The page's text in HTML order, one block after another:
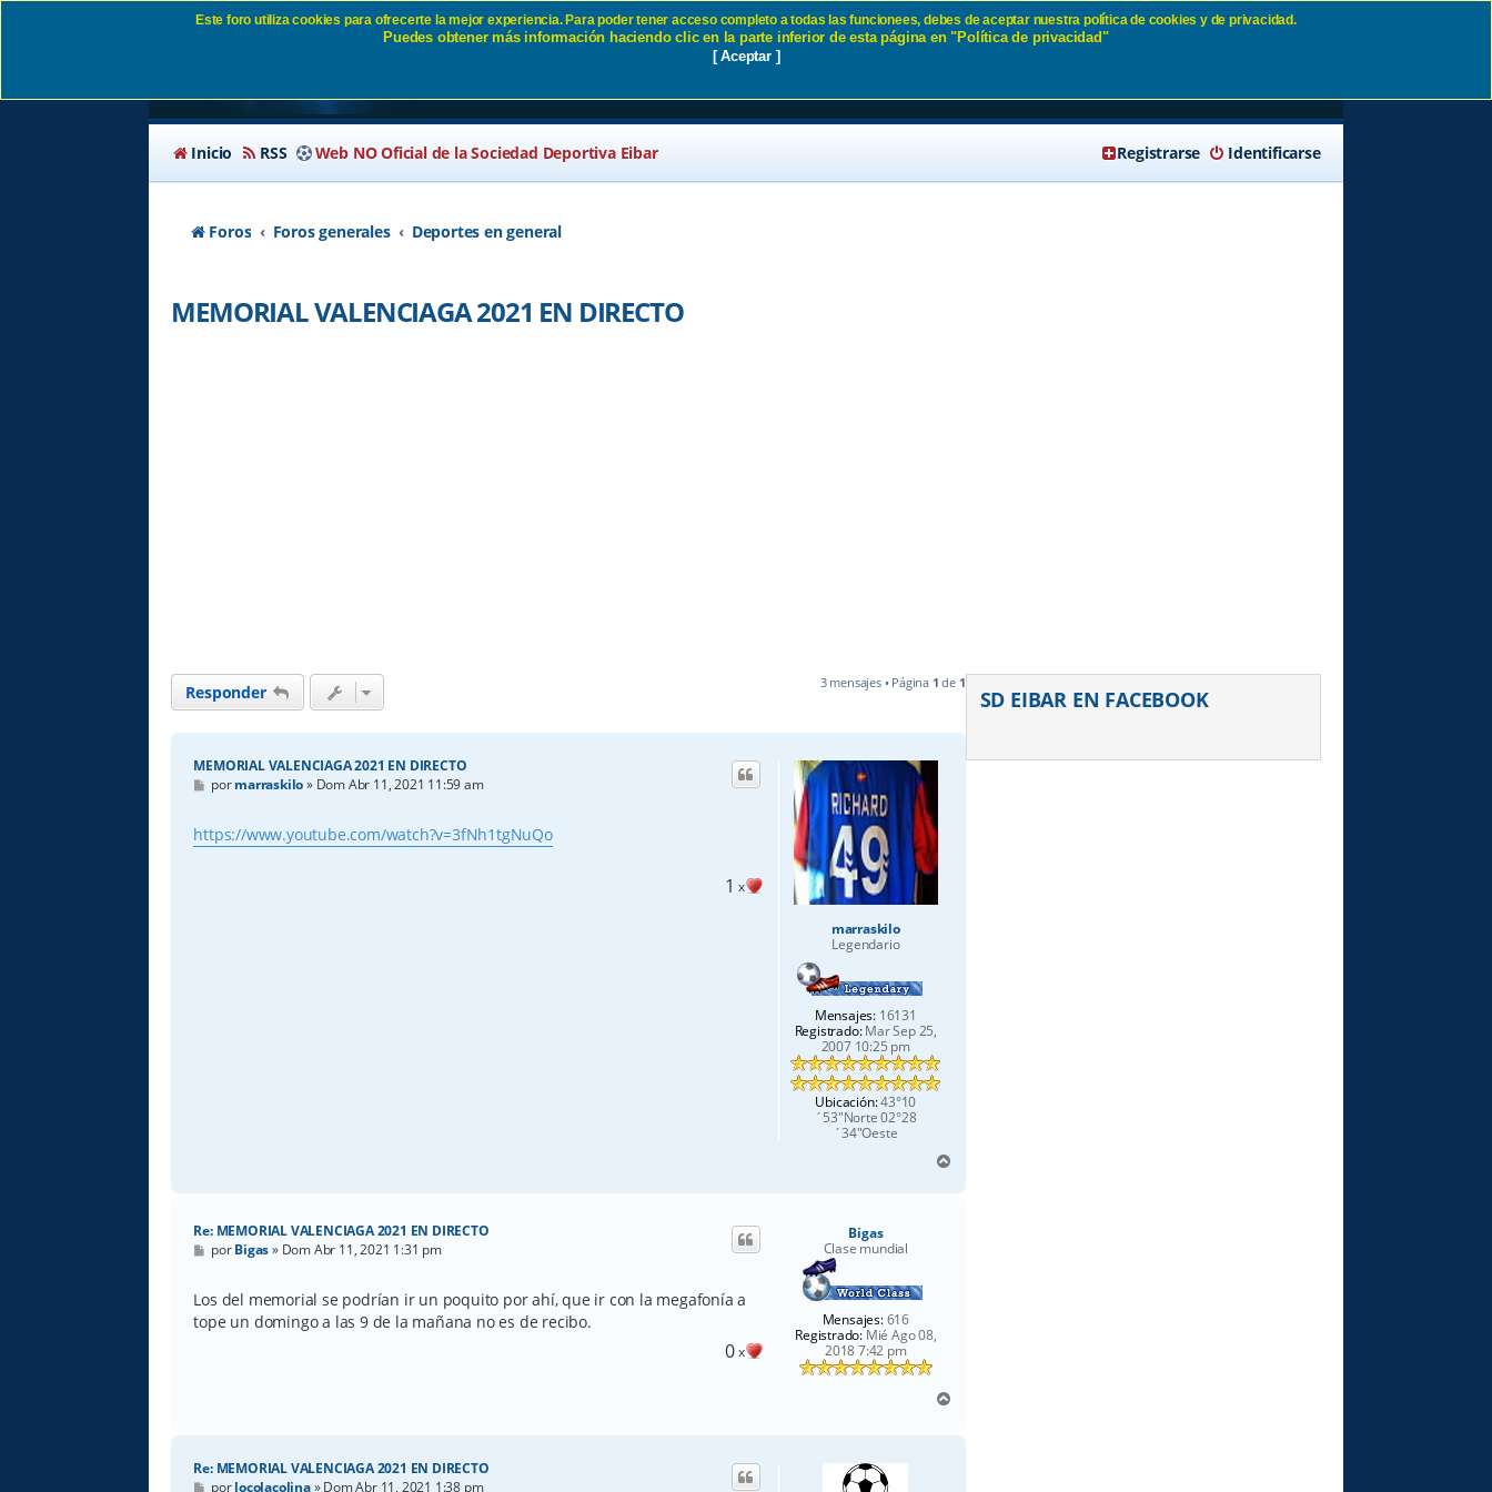
MEMORIAL VALENCIAGA 2021 EN DIRECTO SD Eibar
Inicio RSS Web NO Oficial de la Sociedad Deportiva Eibar Identificarse
Registrarse
Foros Foros generales Deportes en general
MEMORIAL VALENCIAGA 2021 EN DIRECTO
Responder 3 mensajes • Página 1 de 1
marraskilo
Legendario
Mensajes: 16131
Registrado:Mar Sep 25,
2007 10:25 pm
Ubicación:43°10
´53"Norte 02°28
´34"Oeste
MEMORIAL VALENCIAGA 2021 EN DIRECTO
M
e
s
a
pormarraskilo» Dom Abr 11, 2021 11:59 am
https://www.youtube.com/watch?v=3fNh1tgNuQo
1 x
r
Bigas
Clase mundial
Mensajes:616
Registrado:Mié Ago 08,
2018 7:42 pm
Re: MEMORIAL VALENCIAGA 2021 EN DIRECTO
M
e
s
a
j
porBigas» Dom Abr 11, 2021 1:31 pm
Los del memorial se podrían ir un poquito por ahí, que ir con la megafonía a
tope un domingo a las 9 de la mañana no es de recibo.
0x
r
Re: MEMORIAL VALENCIAGA 2021 EN DIRECTO
M
porlocolacolina»Dom Abr 11, 2021 1:38 pm
SD EIBAR EN FACEBOOK
Este foro utiliza cookies para ofrecerte la mejor experiencia. Para poder tener acceso completo a todas las funcionees, debes de aceptar nuestra política de cookies y de privacidad.
Puedes obtener más información haciendo clic en la parte inferior de esta página en "Política de privacidad"
[ Aceptar ]